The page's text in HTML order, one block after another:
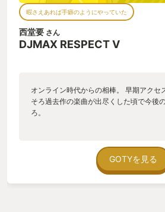
暇さえあれば手癖のようにやっていた
西堂要 さん
DJMAX RESPECT V
オンライン時代からの相棒。 早期アクセ
そろ過去作の楽曲が出尽くした頃で今後
ろ。
GOTYを見る